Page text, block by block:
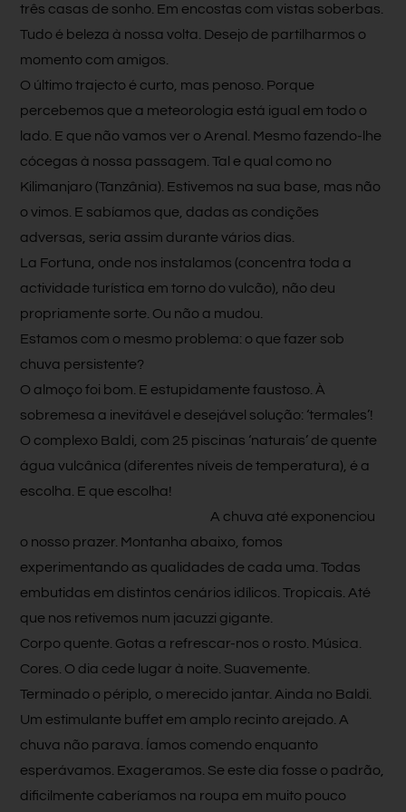
três casas de sonho. Em encostas com vistas soberbas.
Tudo é beleza à nossa volta. Desejo de partilharmos o
momento com amigos.
O último trajecto é curto, mas penoso. Porque
percebemos que a meteorologia está igual em todo o
lado. E que não vamos ver o Arenal. Mesmo fazendo-lhe
cócegas à nossa passagem. Tal e qual como no
Kilimanjaro (Tanzânia). Estivemos na sua base, mas não
o vimos. E sabíamos que, dadas as condições
adversas, seria assim durante vários dias.
La Fortuna, onde nos instalamos (concentra toda a
actividade turística em torno do vulcão), não deu
propriamente sorte. Ou não a mudou.
Estamos com o mesmo problema: o que fazer sob
chuva persistente?
O almoço foi bom. E estupidamente faustoso. À
sobremesa a inevitável e desejável solução: ‘termales’!
O complexo Baldi, com 25 piscinas ‘naturais’ de quente
água vulcânica (diferentes níveis de temperatura), é a
escolha. E que escolha!
A chuva até exponenciou
o nosso prazer. Montanha abaixo, fomos
experimentando as qualidades de cada uma. Todas
embutidas em distintos cenários idílicos. Tropicais. Até
que nos retivemos num jacuzzi gigante.
Corpo quente. Gotas a refrescar-nos o rosto. Música.
Cores. O dia cede lugar à noite. Suavemente.
Terminado o périplo, o merecido jantar. Ainda no Baldi.
Um estimulante buffet em amplo recinto arejado. A
chuva não parava. Íamos comendo enquanto
esperávamos. Exageramos. Se este dia fosse o padrão,
dificilmente caberíamos na roupa em muito pouco